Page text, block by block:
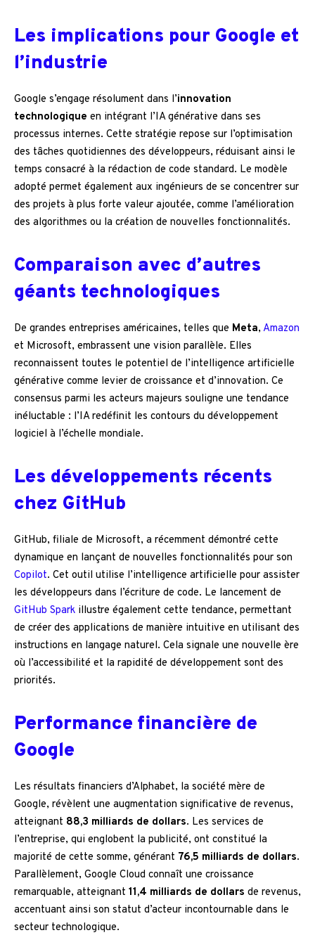
Les implications pour Google et
l’industrie
Google s’engage résolument dans l’innovation
technologique en intégrant l’IA générative dans ses
processus internes. Cette stratégie repose sur l’optimisation
des tâches quotidiennes des développeurs, réduisant ainsi le
temps consacré à la rédaction de code standard. Le modèle
adopté permet également aux ingénieurs de se concentrer sur
des projets à plus forte valeur ajoutée, comme l’amélioration
des algorithmes ou la création de nouvelles fonctionnalités.
Comparaison avec d’autres
géants technologiques
De grandes entreprises américaines, telles que Meta, Amazon
et Microsoft, embrassent une vision parallèle. Elles
reconnaissent toutes le potentiel de l’intelligence artificielle
générative comme levier de croissance et d’innovation. Ce
consensus parmi les acteurs majeurs souligne une tendance
inéluctable : l’IA redéfinit les contours du développement
logiciel à l’échelle mondiale.
Les développements récents
chez GitHub
GitHub, filiale de Microsoft, a récemment démontré cette
dynamique en lançant de nouvelles fonctionnalités pour son
Copilot. Cet outil utilise l’intelligence artificielle pour assister
les développeurs dans l’écriture de code. Le lancement de
GitHub Spark illustre également cette tendance, permettant
de créer des applications de manière intuitive en utilisant des
instructions en langage naturel. Cela signale une nouvelle ère
où l’accessibilité et la rapidité de développement sont des
priorités.
Performance financière de
Google
Les résultats financiers d’Alphabet, la société mère de
Google, révèlent une augmentation significative de revenus,
atteignant 88,3 milliards de dollars. Les services de
l’entreprise, qui englobent la publicité, ont constitué la
majorité de cette somme, générant 76,5 milliards de dollars.
Parallèlement, Google Cloud connaît une croissance
remarquable, atteignant 11,4 milliards de dollars de revenus,
accentuant ainsi son statut d’acteur incontournable dans le
secteur technologique.